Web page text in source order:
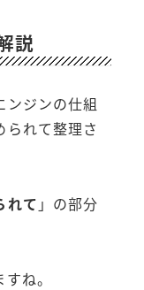
説
ンジンの仕組
られて整理さ
れて 」の部分
ね。